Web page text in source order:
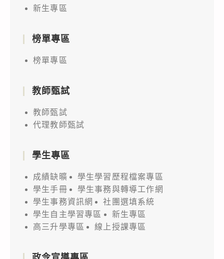
新生專區
榜單專區
榜單專區
教師甄試
教師甄試
代理教師甄試
學生專區
成績缺曠
學生學習歷程檔案專區
學生手冊
學生事務與轉導工作網
學生事務資訊網
社團選填系統
學生自主學習專區
新生專區
高三升學專區
線上授課專區